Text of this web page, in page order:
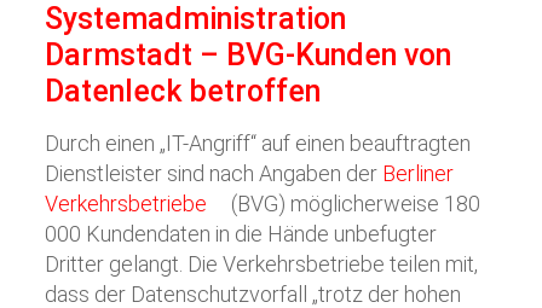
Systemadministration
Darmstadt – BVG-Kunden von
Datenleck betroffen
Durch einen „IT-Angriff“ auf einen beauftragten
Dienstleister sind nach Angaben der Berliner
Verkehrsbetriebe
(BVG) möglicherweise 180
000 Kundendaten in die Hände unbefugter
Dritter gelangt. Die Verkehrsbetriebe teilen mit,
dass der Datenschutzvorfall „trotz der hohen